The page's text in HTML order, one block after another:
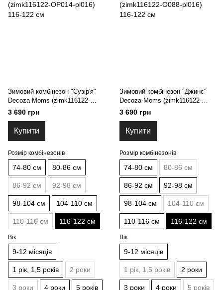
Зимовий комбінезон "Сузір'я"
Decoza Moms (zimk116122-
OP014-pl016) 116-122 см
3 690 грн
Купити
Розмір комбінезонів
74-80 см 80-86 см
86-92 см 92-98 см
98-104 см 104-110 см
110-116 см 116-122 см
Вік
9-12 місяців
1 рік, 1,5 років 2 роки
3 роки 4 роки 5 років
Зимовий комбінезон "Джинс"
Decoza Moms (zimk116122-
O088-pl016) 116-122 см
3 690 грн
Купити
Розмір комбінезонів
74-80 см 80-86 см
86-92 см 92-98 см
98-104 см 104-110 см
110-116 см 116-122 см
Вік
9-12 місяців
1 рік, 1,5 років 2 роки
3 роки 4 роки 5 років